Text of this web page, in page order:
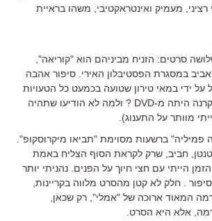
רציני, מעמיק ואינטראקטיבי, משהו בראיית
סרטים: הזניח מביניהם הוא "קוריאה",
במסגרת הפסטיבלון האירי. סיפור אהבה
על ידי במאי טירון שטועה בכמעט כל הטעויות
האפשריות. ולמה ההקרנה היתה מ-DVD ? ולמה לא הודיעו שתהיה
פמיליה" ברשעות מסוימת "תביאו מיקרוסקופ".
חביב, שרק לקראת הסוף הצליח באמת
הייתי עם חצי חיוך על הפנים. נהניתי יותר
. חלק לא קטן מהסרט מלווה בקריינות,
המאוד ארוכה של "אמלי", רק שכאן,
אלא היא הסרט.